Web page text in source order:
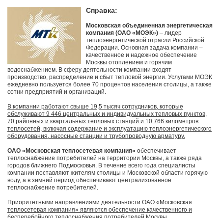
Справка:
Московская объединенная энергетическая
компания (ОАО «МОЭК») – лидер
теплоэнергетической отрасли Российской
Федерации. Основная задача компании –
качественное и надежное обеспечение
Москвы отоплением и горячим
водоснабжением. В сферу деятельности компании входят
производство, распределение и сбыт тепловой энергии. Услугами МОЭК
ежедневно пользуется более 70 процентов населения столицы, а также
сотни предприятий и организаций.
В компании работают свыше 19,5 тысяч сотрудников, которые
обслуживают 9 446 центральных и индивидуальных тепловых пунктов,
70 районных и квартальных тепловых станций и 10 766 километров
теплосетей, включая содержание и эксплуатацию теплоэнергетического
оборудования, насосные станции и трубопроводную арматуру.
ОАО «Московская теплосетевая компания» обеспечивает
теплоснабжение потребителей на территории Москвы, а также ряда
городов ближнего Подмосковья. В течение всего года специалисты
компании поставляют жителям столицы и Московской области горячую
воду, а в зимний период обеспечивают централизованное
теплоснабжение потребителей.
Приоритетными направлениями деятельности ОАО «Московская
теплосетевая компания» являются обеспечение качественного и